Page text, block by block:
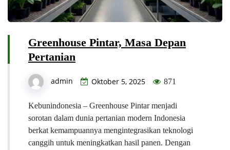
Greenhouse Pintar, Masa Depan
Pertanian
admin Oktober 5, 2025 871
Kebunindonesia – Greenhouse Pintar menjadi
sorotan dalam dunia pertanian modern Indonesia
berkat kemampuannya mengintegrasikan teknologi
canggih untuk meningkatkan hasil panen. Dengan